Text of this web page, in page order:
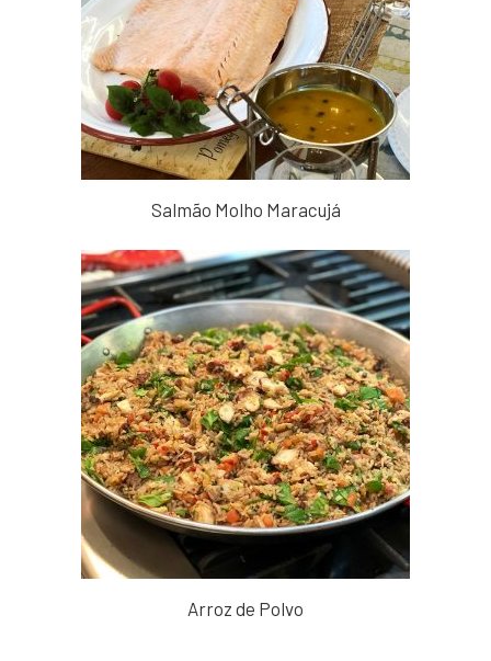
Salmão Molho Maracujá
Arroz de Polvo